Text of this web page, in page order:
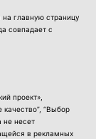
главную страницу
совпадает с
проект»,
качество”, “Выбор
не несет
в рекламных